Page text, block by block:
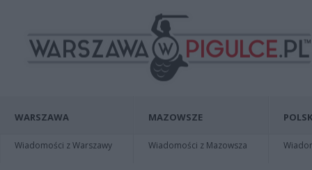
WARSZAWA
Wiadomości z Warszawy
MAZOWSZE
Wiadomości z Mazowsza